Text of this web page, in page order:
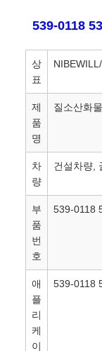
539-0118
상
표
제
품
명
질소산화
차
량
건설차량,
부
품
번
호
539-0118
애
플
리
케
이
539-0118